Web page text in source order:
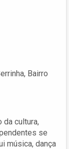
Bairro
da cultura,
se
música, dança